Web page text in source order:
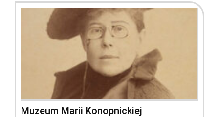
Muzeum Marii Konopnickiej